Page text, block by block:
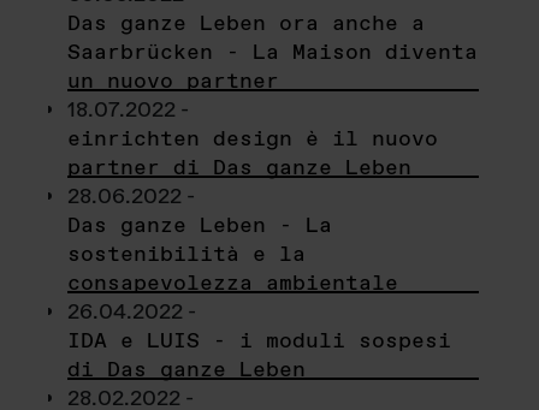
Das ganze Leben ora anche a
Saarbrücken - La Maison diventa
un nuovo partner
18.07.2022 -
einrichten design è il nuovo
partner di Das ganze Leben
28.06.2022 -
Das ganze Leben - La
sostenibilità e la
consapevolezza ambientale
26.04.2022 -
IDA e LUIS - i moduli sospesi
di Das ganze Leben
28.02.2022 -